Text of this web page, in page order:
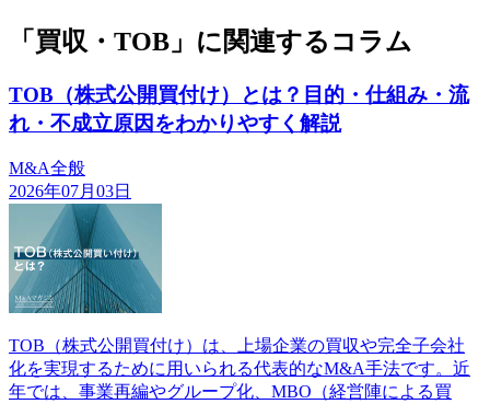
「買収・TOB」に関連するコラム
TOB（株式公開買付け）とは？目的・仕組み・流
れ・不成立原因をわかりやすく解説
M&A全般
2026年07月03日
TOB（株式公開買付け）は、上場企業の買収や完全子会社
化を実現するために用いられる代表的なM&A手法です。近
年では、事業再編やグループ化、MBO（経営陣による買